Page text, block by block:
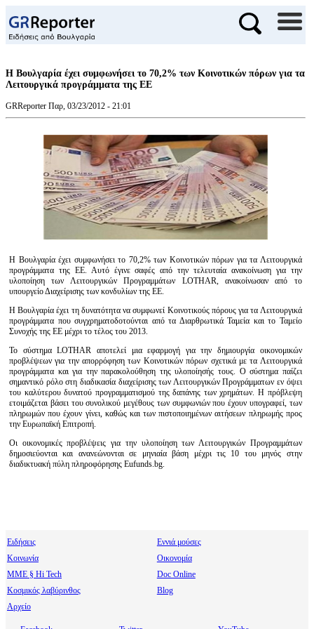
Η Βουλγαρία έχει συμφωνήσει το 70,2% των Κοινοτικών πόρων για τα
Λειτουργικά προγράμματα της ΕΕ
GRReporter Παρ, 03/23/2012 - 21:01
Η Βουλγαρία έχει συμφωνήσει το 70,2% των Κοινοτικών πόρων για τα Λειτουργικά
προγράμματα της ΕΕ. Αυτό έγινε σαφές από την τελευταία ανακοίνωση για την
υλοποίηση των Λειτουργικών Προγραμμάτων LOTHAR, ανακοίνωσαν από το
υπουργείο Διαχείρισης των κονδυλίων της ΕΕ.
Η Βουλγαρία έχει τη δυνατότητα να συμφωνεί Κοινοτικούς πόρους για τα Λειτουργικά
προγράμματα που συγχρηματοδοτούνται από τα Διαρθρωτικά Ταμεία και το Ταμείο
Συνοχής της ΕΕ μέχρι το τέλος του 2013.
Το σύστημα LOTHAR αποτελεί μια εφαρμογή για την δημιουργία οικονομικών
προβλέψεων για την απορρόφηση των Κοινοτικών πόρων σχετικά με τα Λειτουργικά
προγράμματα και για την παρακολούθηση της υλοποίησής τους. Ο σύστημα παίζει
σημαντικό ρόλο στη διαδικασία διαχείρισης των Λειτουργικών Προγράμματων εν όψει
του καλύτερου δυνατού προγραμματισμού της δαπάνης των χρημάτων. Η πρόβλεψη
ετοιμάζεται βάσει του συνολικού μεγέθους των συμφωνιών που έχουν υπογραφεί, των
πληρωμών που έχουν γίνει, καθώς και των πιστοποιημένων αιτήσεων πληρωμής προς
την Ευρωπαϊκή Επιτροπή.
Οι οικονομικές προβλέψεις για την υλοποίηση των Λειτουργικών Προγραμμάτων
δημοσιεύονται και ανανεώνονται σε μηνιαία βάση μέχρι τις 10 του μηνός στην
διαδικτυακή πύλη πληροφόρησης Eufunds.bg.
Ειδήσεις
Εννιά μούσες
Κοινωνία
Οικονομία
МΜΕ § Hi Tech
Doc Online
Κοσμικός λαβύρινθος
Blog
Αρχείο